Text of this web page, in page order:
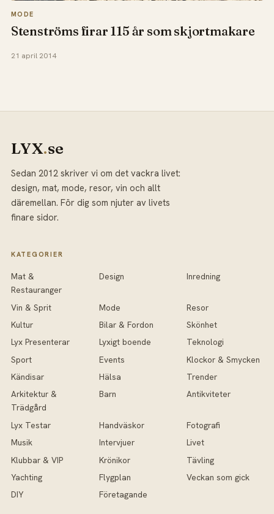
MODE
Stenströms firar 115 år som skjortmakare
21 april 2014
LYX.se
Sedan 2012 skriver vi om det vackra livet:
design, mat, mode, resor, vin och allt
däremellan. För dig som njuter av livets
finare sidor.
KATEGORIER
Mat &
Restauranger
Design Inredning
Vin & Sprit Mode
Resor
Kultur
Bilar & Fordon
Skönhet
Lyx Presenterar
Lyxigt boende
Teknologi
Sport
Events
Klockor & Smycken
Kändisar
Hälsa
Trender
Arkitektur &
Trädgård
Barn Antikviteter
Lyx Testar Handväskor
Fotografi
Musik
Intervjuer
Livet
Klubbar & VIP
Krönikor
Tävling
Yachting
Flygplan
Veckan som gick
DIY
Företagande